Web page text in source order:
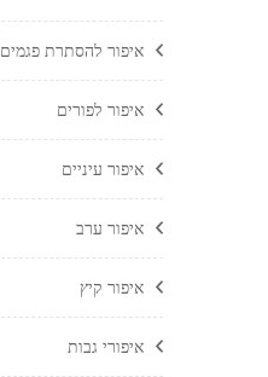
איפור להסתרת פגמים
איפור לפורים
איפור עיניים
איפור ערב
איפור קיץ
איפורי גבות